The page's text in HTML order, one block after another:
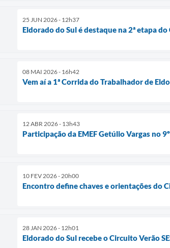
25 JUN 2026 - 12h37
Eldorado do Sul é destaque na 2ª etapa
08 MAI 2026 - 16h42
Vem aí a 1ª Corrida do Trabalhador de
12 ABR 2026 - 13h43
Participação da EMEF Getúlio Vargas no
10 FEV 2026 - 20h00
Encontro define chaves e orientações do
28 JAN 2026 - 12h01
Eldorado do Sul recebe o Circuito Verão